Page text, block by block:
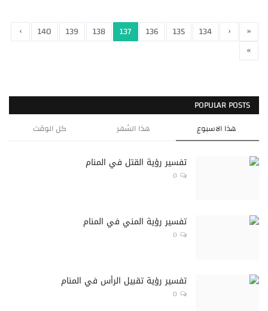
«
‹
134
135
136
137
138
139
140
›
»
POPULAR POSTS
هذا الاسبوع هذا الشهر كل الوقت
تفسير رؤية القتل في المنام
0
تفسير رؤية المني في المنام
0
تفسير رؤية تقبيل الرأس في المنام
0